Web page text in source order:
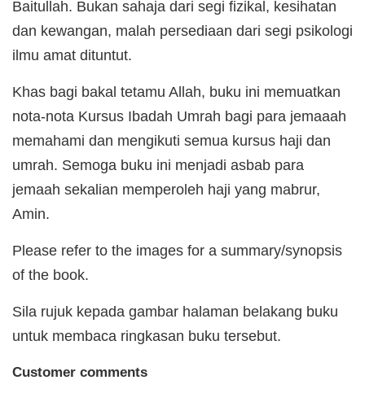
Baitullah. Bukan sahaja dari segi fizikal, kesihatan
dan kewangan, malah persediaan dari segi psikologi
ilmu amat dituntut.
Khas bagi bakal tetamu Allah, buku ini memuatkan
nota-nota Kursus Ibadah Umrah bagi para jemaaah
memahami dan mengikuti semua kursus haji dan
umrah. Semoga buku ini menjadi asbab para
jemaah sekalian memperoleh haji yang mabrur,
Amin.
Please refer to the images for a summary/synopsis
of the book.
Sila rujuk kepada gambar halaman belakang buku
untuk membaca ringkasan buku tersebut.
Customer comments